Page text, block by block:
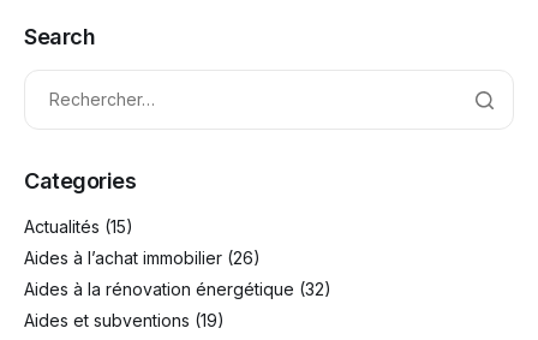
Search
Categories
Actualités (15)
Aides à l’achat immobilier (26)
Aides à la rénovation énergétique (32)
Aides et subventions (19)